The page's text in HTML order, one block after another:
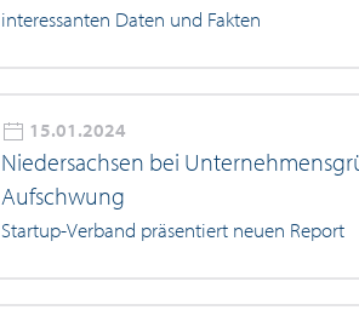
interessanten Daten und Fakten
15.01.2024
Niedersachsen bei
Aufschwung
Startup-Verband präsentiert neuen Report